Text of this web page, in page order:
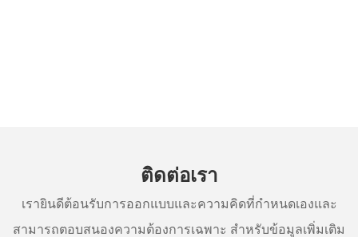
ติดต่อเรา
เรายินดีต้อนรับการออกแบบและความคิดที่กำหนดเองและ
สามารถตอบสนองความต้องการเฉพาะ สำหรับข้อมูลเพิ่มเติม